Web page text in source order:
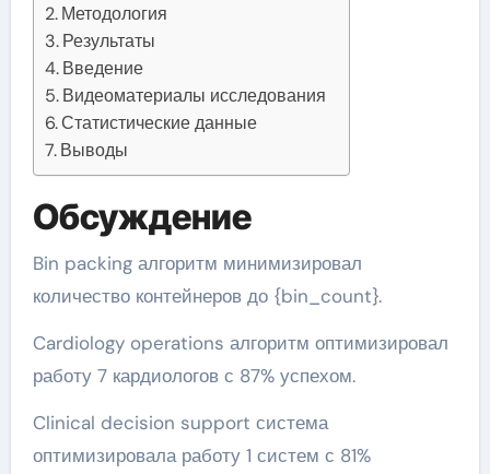
Методология
Результаты
Введение
Видеоматериалы исследования
Статистические данные
Выводы
Обсуждение
Bin packing алгоритм минимизировал
количество контейнеров до {bin_count}.
Cardiology operations алгоритм оптимизировал
работу 7 кардиологов с 87% успехом.
Clinical decision support система
оптимизировала работу 1 систем с 81%